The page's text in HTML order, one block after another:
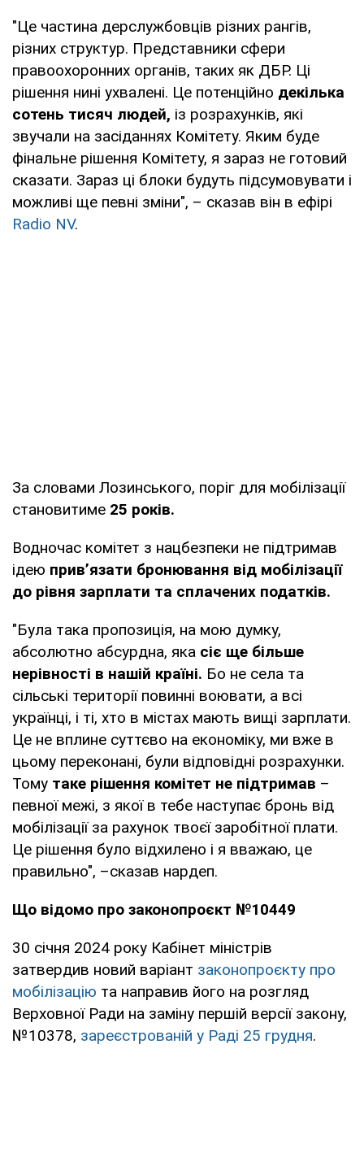
"Це частина дерслужбовців різних рангів,
різних структур. Представники сфери
правоохоронних органів, таких як ДБР. Ці
рішення нині ухвалені. Це потенційно декілька
сотень тисяч людей, із розрахунків, які
звучали на засіданнях Комітету. Яким буде
фінальне рішення Комітету, я зараз не готовий
сказати. Зараз ці блоки будуть підсумовувати і
можливі ще певні зміни", – сказав він в ефірі
Radio NV.
За словами Лозинського, поріг для мобілізації
становитиме 25 років.
Водночас комітет з нацбезпеки не підтримав
ідею прив’язати бронювання від мобілізації
до рівня зарплати та сплачених податків.
"Була така пропозиція, на мою думку,
абсолютно абсурдна, яка сіє ще більше
нерівності в нашій країні. Бо не села та
сільські території повинні воювати, а всі
українці, і ті, хто в містах мають вищі зарплати.
Це не вплине суттєво на економіку, ми вже в
цьому переконані, були відповідні розрахунки.
Тому таке рішення комітет не підтримав –
певної межі, з якої в тебе наступає бронь від
мобілізації за рахунок твоєї заробітної плати.
Це рішення було відхилено і я вважаю, це
правильно", –сказав нардеп.
Що відомо про законопроєкт №10449
30 січня 2024 року Кабінет міністрів
затвердив новий варіант законопроєкту про
мобілізацію та направив його на розгляд
Верховної Ради на заміну першій версії закону,
№10378, зареєстрованій у Раді 25 грудня.